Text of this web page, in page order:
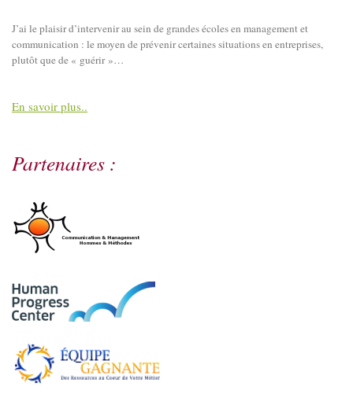
J’ai le plaisir d’intervenir au sein de grandes écoles en management et
communication : le moyen de prévenir certaines situations en entreprises,
plutôt que de « guérir »…
En savoir plus..
Partenaires :